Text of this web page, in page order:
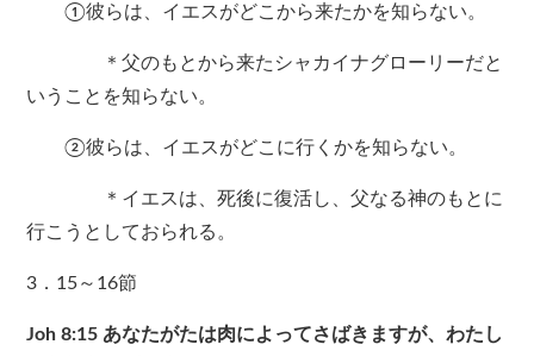
①彼らは、イエスがどこから来たかを知らない。
＊父のもとから来たシャカイナグローリーだと
いうことを知らない。
②彼らは、イエスがどこに行くかを知らない。
＊イエスは、死後に復活し、父なる神のもとに
行こうとしておられる。
3．15～16節
Joh 8:15 あなたがたは肉によってさばきますが、わたし